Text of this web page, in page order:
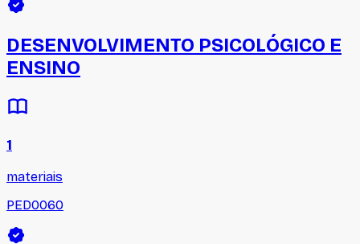
DESENVOLVIMENTO PSICOLÓGICO E
ENSINO
1
materiais
PED0060